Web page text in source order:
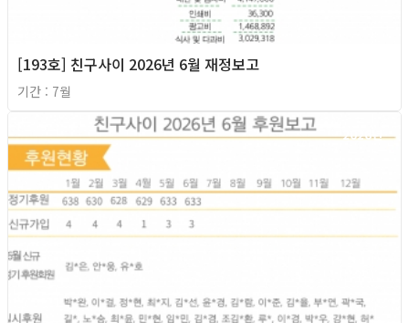
[193호] 친구사이 2026년 6월 재정보고
기간 : 7월
2026년